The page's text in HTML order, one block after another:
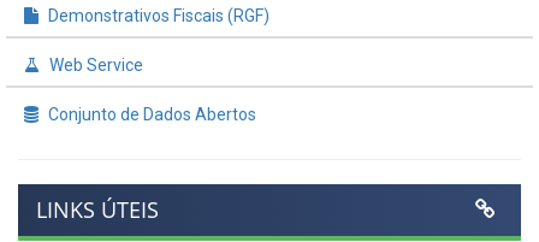
Demonstrativos Fiscais (RGF)
Web Service
Conjunto de Dados Abertos
LINKS ÚTEIS